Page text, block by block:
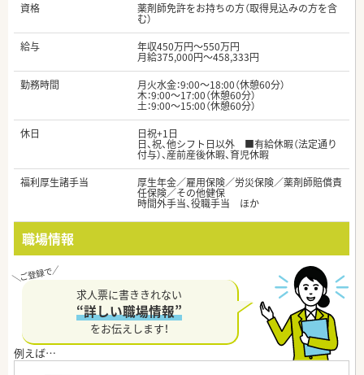
資格
薬剤師免許をお持ちの方（取得見込みの方を含
む）
給与
年収450万円～550万円
月給375,000円～458,333円
勤務時間
月火水金：9:00～18:00（休憩60分）
木：9:00～17:00（休憩60分）
土：9:00～15:00（休憩60分）
休日
日祝+1日
日、祝、他シフト日以外 ■有給休暇（法定通り
付与）、産前産後休暇、育児休暇
福利厚生諸手当
厚生年金／雇用保険／労災保険／薬剤師賠償責
任保険／その他健保
時間外手当、役職手当 ほか
職場情報
求人票に書ききれない
“詳しい職場情報”
をお伝えします！